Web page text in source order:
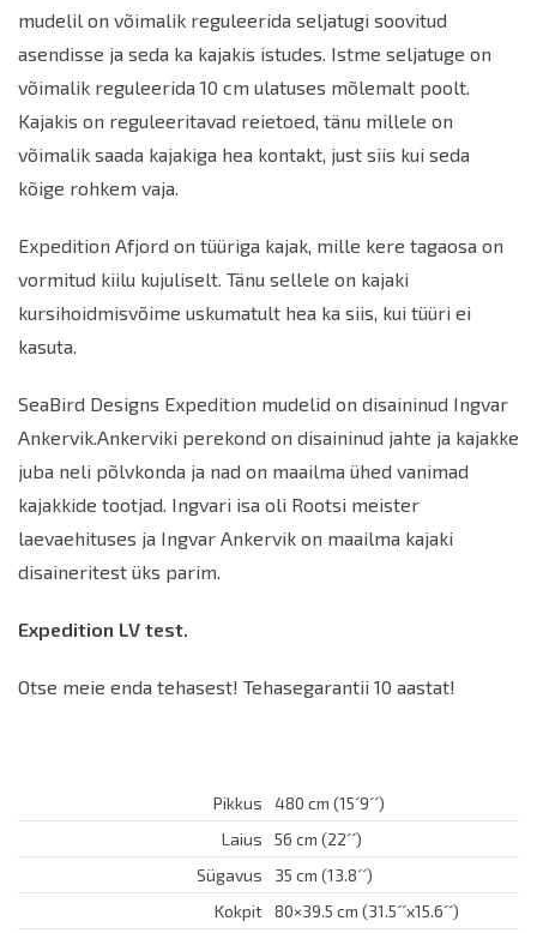
mudelil on võimalik reguleerida seljatugi soovitud
asendisse ja seda ka kajakis istudes. Istme seljatuge on
võimalik reguleerida 10 cm ulatuses mõlemalt poolt.
Kajakis on reguleeritavad reietoed, tänu millele on
võimalik saada kajakiga hea kontakt, just siis kui seda
kõige rohkem vaja.
Expedition Afjord on tüüriga kajak, mille kere tagaosa on
vormitud kiilu kujuliselt. Tänu sellele on kajaki
kursihoidmisvõime uskumatult hea ka siis, kui tüüri ei
kasuta.
SeaBird Designs Expedition mudelid on disaininud Ingvar
Ankervik.Ankerviki perekond on disaininud jahte ja kajakke
juba neli põlvkonda ja nad on maailma ühed vanimad
kajakkide tootjad. Ingvari isa oli Rootsi meister
laevaehituses ja Ingvar Ankervik on maailma kajaki
disaineritest üks parim.
Expedition LV test.
Otse meie enda tehasest! Tehasegarantii 10 aastat!
Pikkus
480 cm (15´9´´)
Laius
56 cm (22´´)
Sügavus
35 cm (13.8´´)
Kokpit 80×39.5 cm (31.5´´x15.6´´)